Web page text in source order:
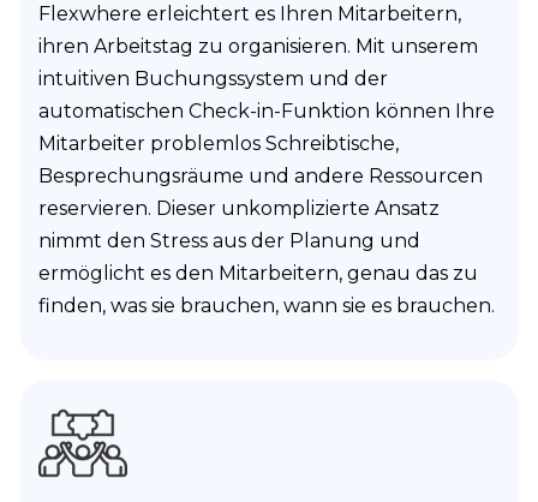
Flexwhere erleichtert es Ihren Mitarbeitern,
ihren Arbeitstag zu organisieren. Mit unserem
intuitiven Buchungssystem und der
automatischen Check-in-Funktion können Ihre
Mitarbeiter problemlos Schreibtische,
Besprechungsräume und andere Ressourcen
reservieren. Dieser unkomplizierte Ansatz
nimmt den Stress aus der Planung und
ermöglicht es den Mitarbeitern, genau das zu
finden, was sie brauchen, wann sie es brauchen.